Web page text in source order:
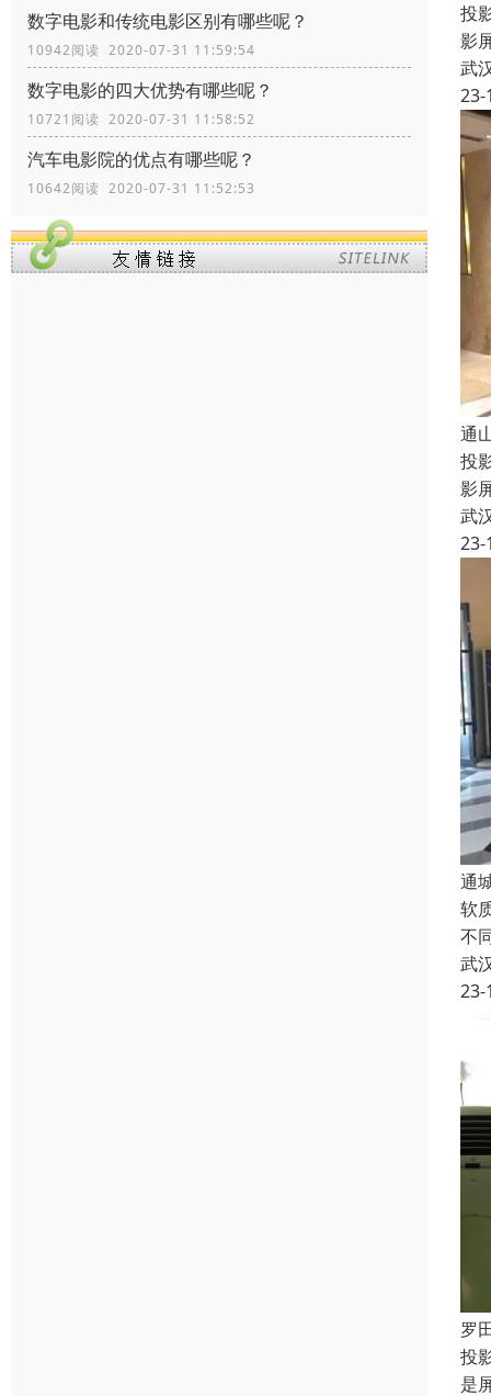
数字电影和传统电影区别有哪些呢？
10942阅读 2020-07-31 11:59:54
数字电影的四大优势有哪些呢？
10721阅读 2020-07-31 11:58:52
汽车电影院的优点有哪些呢？
10642阅读 2020-07-31 11:52:53
投
影
武
23-
通
投
影
武
23-
通
软
不
武
23-
罗
投
是